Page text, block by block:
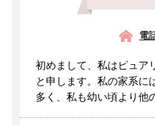
電
初めまして、私はピュア
と申します。私の家系に
多く、私も幼い頃より他